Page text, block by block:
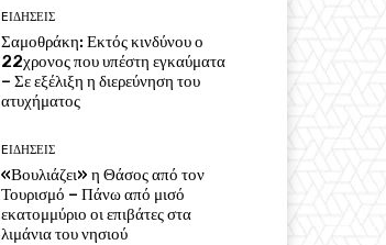
EΙΔΗΣΕΙΣ
Σαμοθράκη: Εκτός κινδύνου ο
22χρονος που υπέστη εγκαύματα
– Σε εξέλιξη η διερεύνηση του
ατυχήματος
EΙΔΗΣΕΙΣ
«Βουλιάζει» η Θάσος από τον
Τουρισμό – Πάνω από μισό
εκατομμύριο οι επιβάτες στα
λιμάνια του νησιού